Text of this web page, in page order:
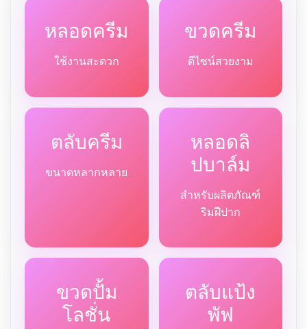
หลอดครีม
ใช้งานสะดวก
ขวดครีม
ดีไซน์สวยงาม
ตลับครีม
ขนาดหลากหลาย
หลอดลิ
ปบาล์ม
สำหรับผลิตภัณฑ์
ริมฝีปาก
ขวดปั้ม
โลชั่น
ตลับแป้ง
พัฟ